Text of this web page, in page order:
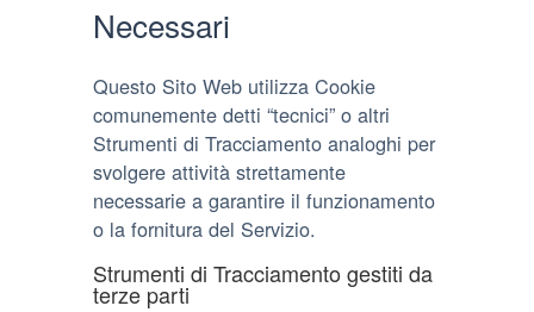
Necessari
Questo Sito Web utilizza Cookie
comunemente detti “tecnici” o altri
Strumenti di Tracciamento analoghi per
svolgere attività strettamente
necessarie a garantire il funzionamento
o la fornitura del Servizio.
Strumenti di Tracciamento gestiti da
terze parti